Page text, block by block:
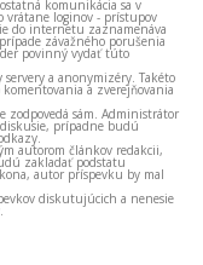
komunikácia sa v
vrátane loginov - prístupov
do internetu zaznamenáva
závažného porušenia
povinný vydať túto
a anonymizéry. Takéto
a zverejňovania
zodpovedá sám. Administrátor
prípadne budú
autorom článkov redakcii,
zakladať podstatu
autor príspevku by mal
diskutujúcich a nenesie